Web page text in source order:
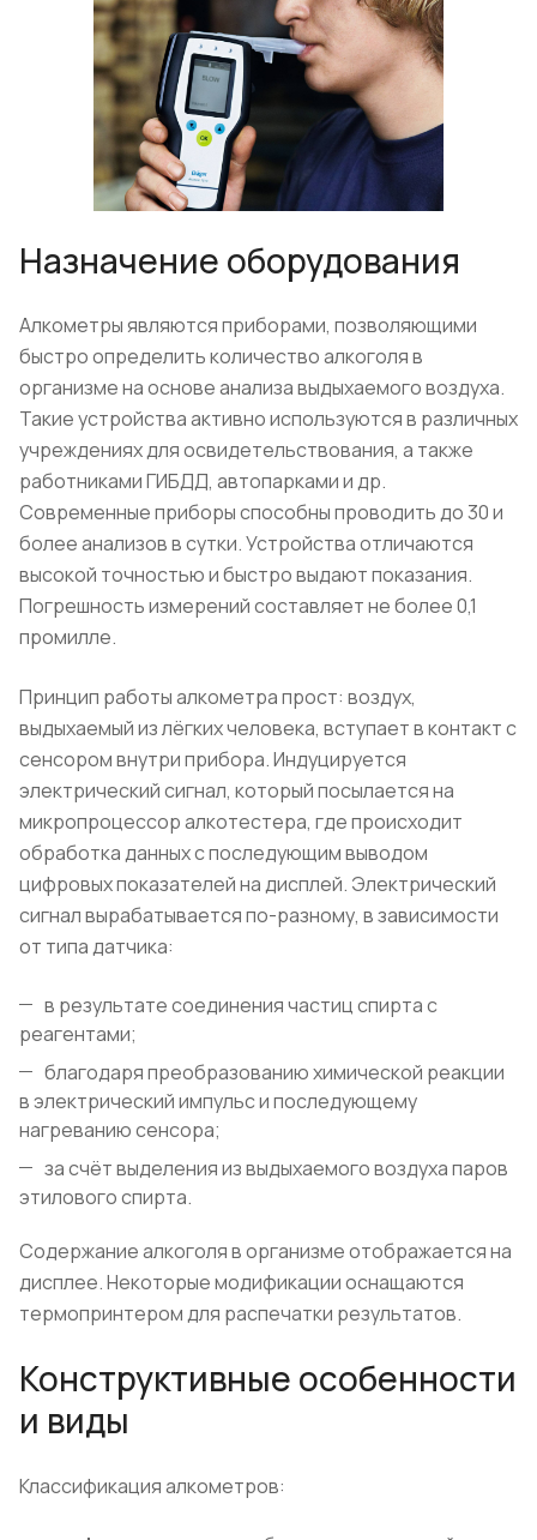
Назначение оборудования
Алкометры являются приборами, позволяющими
быстро определить количество алкоголя в
организме на основе анализа выдыхаемого воздуха.
Такие устройства активно используются в различных
учреждениях для освидетельствования, а также
работниками ГИБДД, автопарками и др.
Современные приборы способны проводить до 30 и
более анализов в сутки. Устройства отличаются
высокой точностью и быстро выдают показания.
Погрешность измерений составляет не более 0,1
промилле.
Принцип работы алкометра прост: воздух,
выдыхаемый из лёгких человека, вступает в контакт с
сенсором внутри прибора. Индуцируется
электрический сигнал, который посылается на
микропроцессор алкотестера, где происходит
обработка данных с последующим выводом
цифровых показателей на дисплей. Электрический
сигнал вырабатывается по-разному, в зависимости
от типа датчика:
в результате соединения частиц спирта с
реагентами;
благодаря преобразованию химической реакции
в электрический импульс и последующему
нагреванию сенсора;
за счёт выделения из выдыхаемого воздуха паров
этилового спирта.
Содержание алкоголя в организме отображается на
дисплее. Некоторые модификации оснащаются
термопринтером для распечатки результатов.
Конструктивные особенности
и виды
Классификация алкометров: